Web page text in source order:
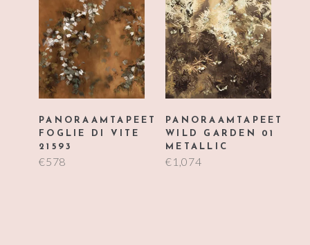
PANORAAMTAPEET
FOGLIE DI VITE
21593
€578
PANORAAMTAPEET
WILD GARDEN 01
METALLIC
€1,074